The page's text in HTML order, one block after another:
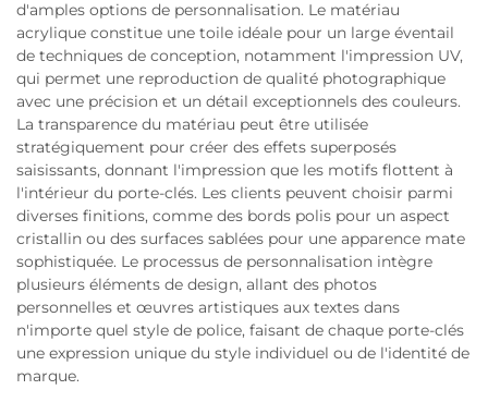
d'amples options de personnalisation. Le matériau
acrylique constitue une toile idéale pour un large éventail
de techniques de conception, notamment l'impression UV,
qui permet une reproduction de qualité photographique
avec une précision et un détail exceptionnels des couleurs.
La transparence du matériau peut être utilisée
stratégiquement pour créer des effets superposés
saisissants, donnant l'impression que les motifs flottent à
l'intérieur du porte-clés. Les clients peuvent choisir parmi
diverses finitions, comme des bords polis pour un aspect
cristallin ou des surfaces sablées pour une apparence mate
sophistiquée. Le processus de personnalisation intègre
plusieurs éléments de design, allant des photos
personnelles et œuvres artistiques aux textes dans
n'importe quel style de police, faisant de chaque porte-clés
une expression unique du style individuel ou de l'identité de
marque.